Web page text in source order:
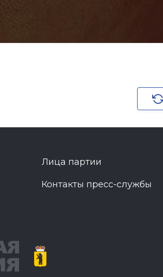
Лица партии
Контакты пресс-службы